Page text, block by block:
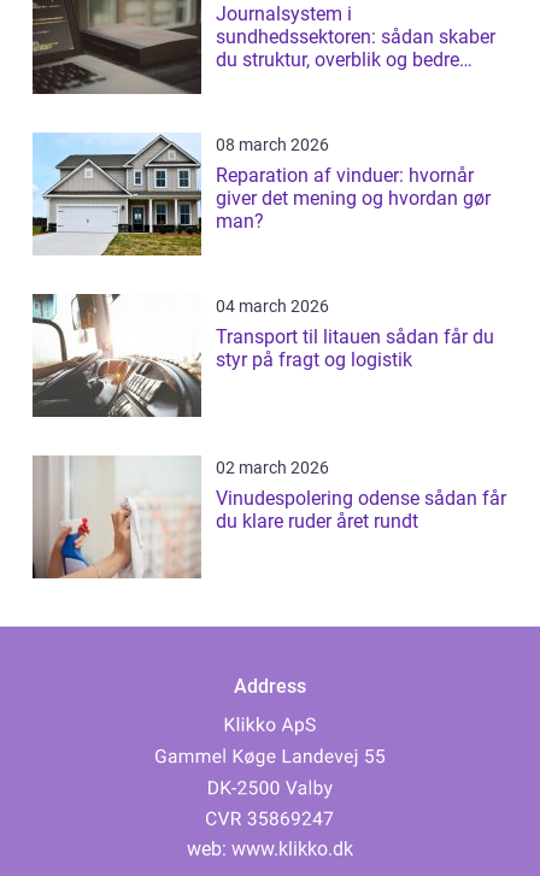
Journalsystem i
sundhedssektoren: sådan skaber
du struktur, overblik og bedre
08 march 2026
Reparation af vinduer: hvornår
giver det mening og hvordan gør
man?
04 march 2026
Transport til litauen sådan får du
styr på fragt og logistik
02 march 2026
Vinudespolering odense sådan får
du klare ruder året rundt
Address
web: www.klikko.dk